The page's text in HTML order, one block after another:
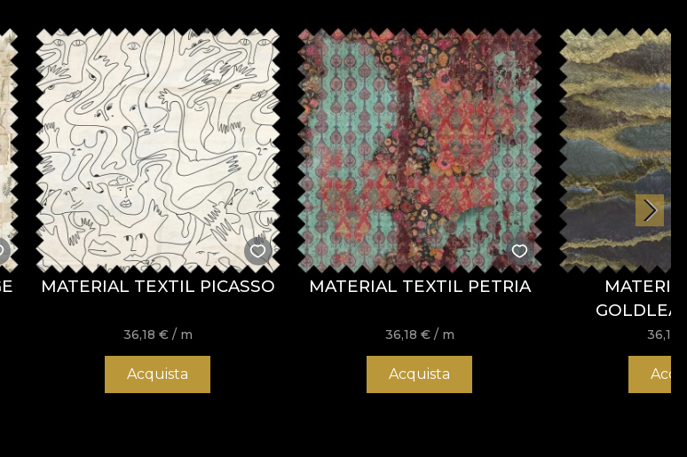
MATERIAL TEXTIL PICASSO
36,18 € / m
Acquista
MATERIAL TEXTIL PETRIA
36,18 € / m
Acquista
36,18